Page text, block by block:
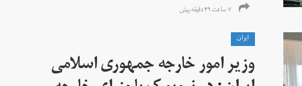
۷ ساعت ۴۹ دقیقه پیش
ايران
وزیر امور خارجه جمهوری اسلامی